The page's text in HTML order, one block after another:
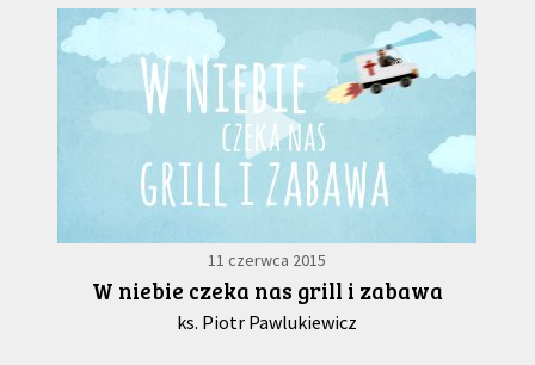
11 czerwca 2015
W niebie czeka nas grill i zabawa
ks. Piotr Pawlukiewicz